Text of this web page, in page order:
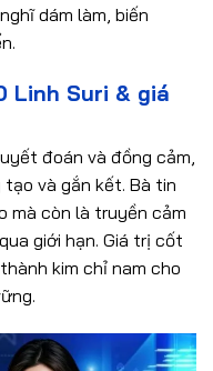
dám làm, biến
Linh Suri & giá
đoán và đồng cảm,
và gắn kết. Bà tin
mà còn là truyền cảm
giới hạn. Giá trị cốt
kim chỉ nam cho